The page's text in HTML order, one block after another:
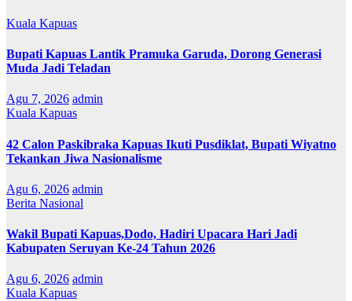
Kuala Kapuas
Bupati Kapuas Lantik Pramuka Garuda, Dorong Generasi
Muda Jadi Teladan
Agu 7, 2026 admin
Kuala Kapuas
42 Calon Paskibraka Kapuas Ikuti Pusdiklat, Bupati Wiyatno
Tekankan Jiwa Nasionalisme
Agu 6, 2026 admin
Berita Nasional
Wakil Bupati Kapuas,Dodo, Hadiri Upacara Hari Jadi
Kabupaten Seruyan Ke-24 Tahun 2026
Agu 6, 2026 admin
Kuala Kapuas